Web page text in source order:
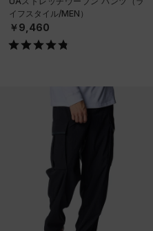
イフスタイル/MEN）
￥9,460